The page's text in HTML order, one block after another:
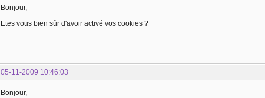
Bonjour,
Etes vous bien sûr d'avoir activé vos cookies ?
05-11-2009 10:46:03
Bonjour,